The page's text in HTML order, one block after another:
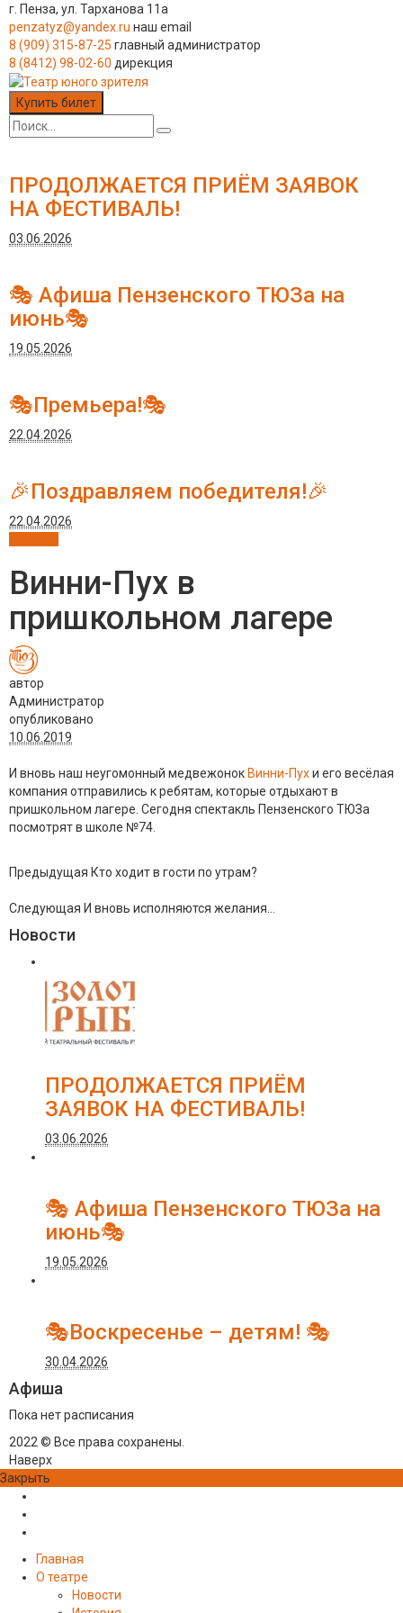
г. Пенза, ул. Тарханова 11а
penzatyz@yandex.ru наш email
8 (909) 315-87-25 главный администратор
8 (8412) 98-02-60 дирекция
Купить билет
ПРОДОЛЖАЕТСЯ ПРИЁМ ЗАЯВОК
НА ФЕСТИВАЛЬ!
03.06.2026
🎭 Афиша Пензенского ТЮЗа на
июнь🎭
19.05.2026
🎭Премьера!🎭
22.04.2026
🎉Поздравляем победителя!🎉
22.04.2026
Винни-Пух в
пришкольном лагере
автор
Администратор
опубликовано
10.06.2019
И вновь наш неугомонный медвежонок Винни-Пухи его весёлая
компания отправились к ребятам, которые отдыхают в
пришкольном лагере. Сегодня спектакль Пензенского ТЮЗа
посмотрят в школе №74.
Предыдущая Кто ходит в гости по утрам?
Следующая И вновь исполняются желания…
Новости
ПРОДОЛЖАЕТСЯ ПРИЁМ
ЗАЯВОК НА ФЕСТИВАЛЬ!
03.06.2026
🎭 Афиша Пензенского ТЮЗа на
июнь🎭
19.05.2026
🎭Воскресенье – детям! 🎭
30.04.2026
Афиша
Пока нет расписания
2022 © Все права сохранены.
Наверх
Закрыть
Главная
О театре
Новости